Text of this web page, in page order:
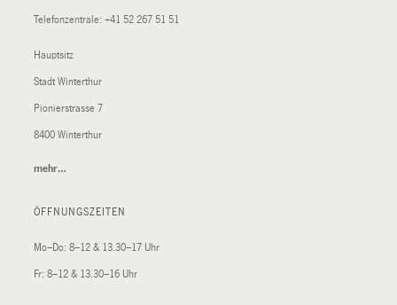
Telefonzentrale: +41 52 267 51 51
Hauptsitz
Stadt Winterthur
Pionierstrasse 7
8400 Winterthur
mehr…
ÖFFNUNGSZEITEN
Mo–Do: 8–12 & 13.30–17 Uhr
Fr: 8–12 & 13.30–16 Uhr